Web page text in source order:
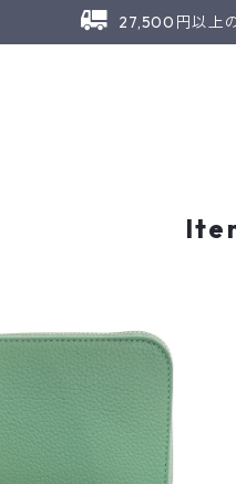
27,500円以上